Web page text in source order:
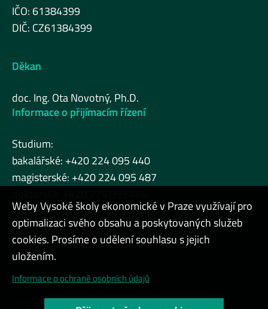
IČO: 61384399
DIČ: CZ61384399
Děkan
doc. Ing. Ota Novotný, Ph.D.
Informace o přijímacím řízení
Studium:
bakalářské: +420 224 095 440
magisterské: +420 224 095 487
Admin
Cookies a ochrana osobních údajů
Přístupnost webu
Weby Vysoké školy ekonomické v Praze využívají pro
optimalizaci svého obsahu a poskytovaných služeb
cookies. Prosíme o udělení souhlasu s jejich
uložením.
Informace o ochraně osobních údajů